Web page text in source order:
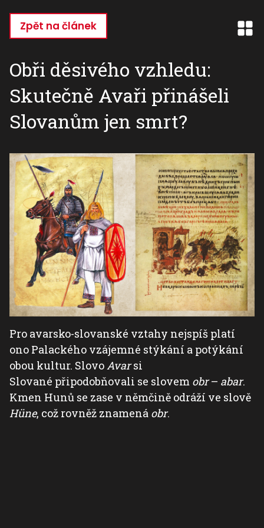
hlavnímu
Zpět na článek
Obři děsivého vzhledu:
Skutečně Avaři přinášeli
Slovanům jen smrt?
Pro avarsko-slovanské vztahy nejspíš platí
ono Palackého vzájemné stýkání a potýkání
obou kultur. SlovoAvarsi
Slované připodobňovali se slovem obr– abar.
Kmen Hunů se zase v němčině odráží ve slově
Hüne, což rovněž znamená obr.